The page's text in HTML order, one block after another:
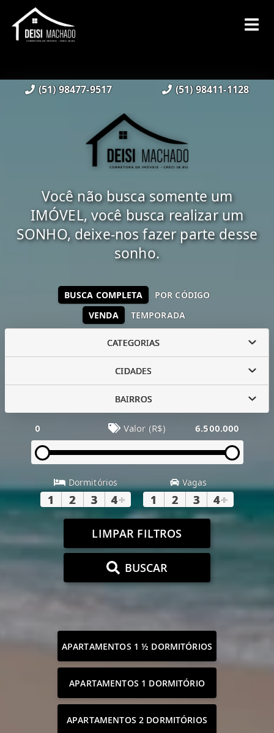
(51) 98477-9517 (51) 98411-1128
Você não busca somente um
IMÓVEL, você busca realizar um
SONHO, deixe-nos fazer parte desse
sonho.
VENDA TEMPORADA
BUSCA COMPLETA POR CÓDIGO
CATEGORIAS
CIDADES
BAIRROS
0 Valor (R$) 6.500.000
Dormitórios
1 2 3 4+
Vagas
1 2 3 4+
LIMPAR FILTROS
BUSCAR
APARTAMENTOS 1 ½ DORMITÓRIOS
APARTAMENTOS 1 DORMITÓRIO
APARTAMENTOS 2 DORMITÓRIOS